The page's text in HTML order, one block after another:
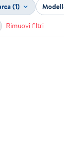
(1)
Rimuovi filtri